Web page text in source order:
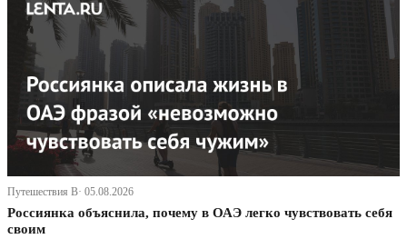
Путешествия В· 05.08.2026
Россиянка объяснила, почему в ОАЭ легко чувствовать себя
своим